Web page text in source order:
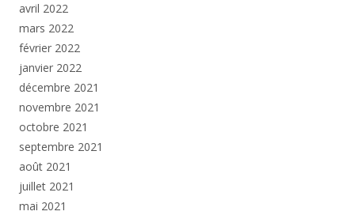
avril 2022
mars 2022
février 2022
janvier 2022
décembre 2021
novembre 2021
octobre 2021
septembre 2021
août 2021
juillet 2021
mai 2021